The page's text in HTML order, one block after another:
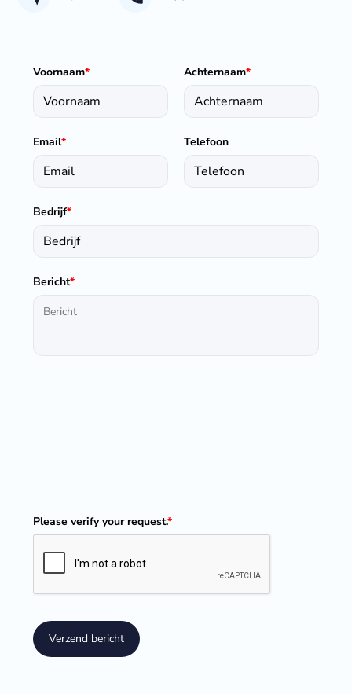
Voornaam* Achternaam*
Email* Telefoon
Bedrijf*
Bericht*
Please verify your request.*
Verzend bericht